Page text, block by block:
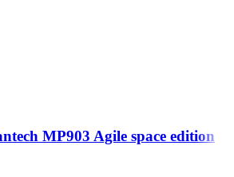
MP903 Agile space edition